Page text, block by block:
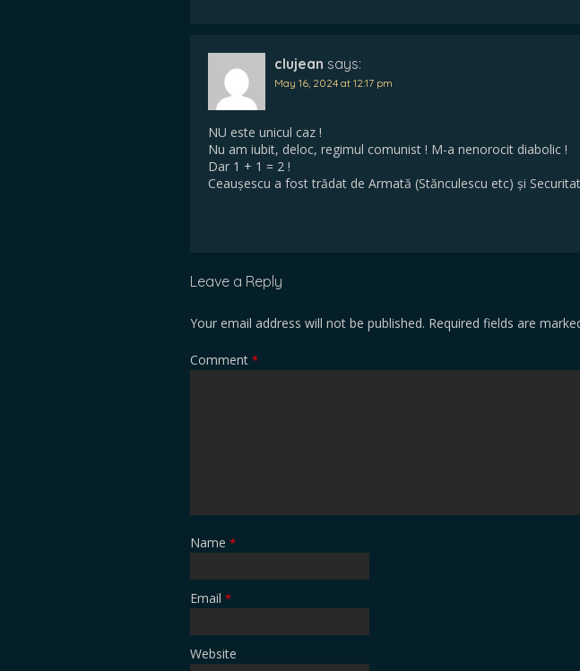
clujean says:
May 16, 2024 at 12:17 pm
NU este unicul caz !
Nu am iubit, deloc, regimul comunist ! M-a nenorocit diabolic !
Dar 1 + 1 = 2 !
Ceaușescu a fost trădat de Armată (Stănculescu etc) și
Leave a Reply
Your email address will not be published. Required fields are
Comment *
Name *
Email *
Website